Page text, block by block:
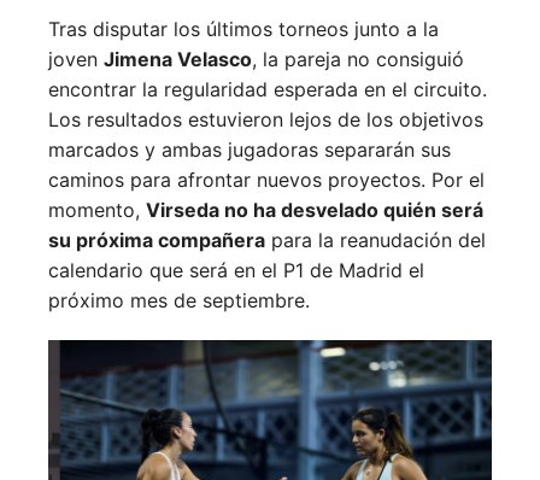
Tras disputar los últimos torneos junto a la
joven Jimena Velasco, la pareja no consiguió
encontrar la regularidad esperada en el circuito.
Los resultados estuvieron lejos de los objetivos
marcados y ambas jugadoras separarán sus
caminos para afrontar nuevos proyectos. Por el
momento, Virseda no ha desvelado quién será
su próxima compañera para la reanudación del
calendario que será en el P1 de Madrid el
próximo mes de septiembre.